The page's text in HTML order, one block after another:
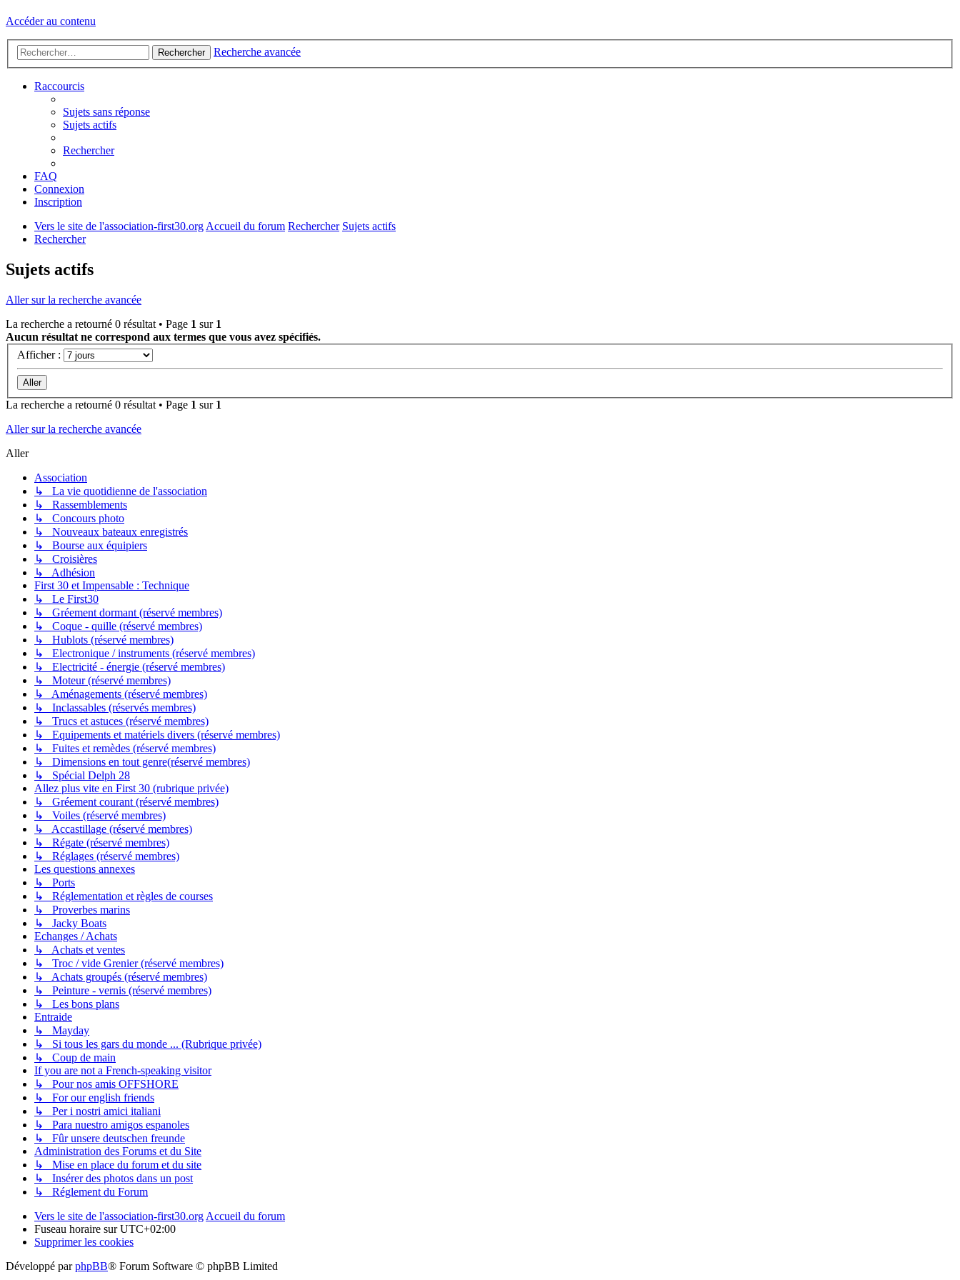
Accéder au contenu
Rechercher Recherche avancée
Raccourcis
Sujets sans réponse
Sujets actifs
Rechercher
FAQ
Connexion
Inscription
Vers le site de l'association-first30.org Accueil du forum Rechercher Sujets actifs
Rechercher
Sujets actifs
Aller sur la recherche avancée
La recherche a retourné 0 résultat • Page 1 sur 1
Aucun résultat ne correspond aux termes que vous avez spécifiés.
Afficher :
La recherche a retourné 0 résultat • Page 1 sur 1
Aller sur la recherche avancée
Aller
Association
↳ La vie quotidienne de l'association
↳ Rassemblements
↳ Concours photo
↳ Nouveaux bateaux enregistrés
↳ Bourse aux équipiers
↳ Croisières
↳ Adhésion
First 30 et Impensable : Technique
↳ Le First30
↳ Gréement dormant (réservé membres)
↳ Coque - quille (réservé membres)
↳ Hublots (réservé membres)
↳ Electronique / instruments (réservé membres)
↳ Electricité - énergie (réservé membres)
↳ Moteur (réservé membres)
↳ Aménagements (réservé membres)
↳ Inclassables (réservés membres)
↳ Trucs et astuces (réservé membres)
↳ Equipements et matériels divers (réservé membres)
↳ Fuites et remèdes (réservé membres)
↳ Dimensions en tout genre(réservé membres)
↳ Spécial Delph 28
Allez plus vite en First 30 (rubrique privée)
↳ Gréement courant (réservé membres)
↳ Voiles (réservé membres)
↳ Accastillage (réservé membres)
↳ Régate (réservé membres)
↳ Réglages (réservé membres)
Les questions annexes
↳ Ports
↳ Réglementation et règles de courses
↳ Proverbes marins
↳ Jacky Boats
Echanges / Achats
↳ Achats et ventes
↳ Troc / vide Grenier (réservé membres)
↳ Achats groupés (réservé membres)
↳ Peinture - vernis (réservé membres)
↳ Les bons plans
Entraide
↳ Mayday
↳ Si tous les gars du monde ... (Rubrique privée)
↳ Coup de main
If you are not a French-speaking visitor
↳ Pour nos amis OFFSHORE
↳ For our english friends
↳ Per i nostri amici italiani
↳ Para nuestro amigos espanoles
↳ Fûr unsere deutschen freunde
Administration des Forums et du Site
↳ Mise en place du forum et du site
↳ Insérer des photos dans un post
↳ Réglement du Forum
Vers le site de l'association-first30.orgAccueil du forum
Fuseau horaire surUTC+02:00
Supprimer les cookies
Développé parphpBB® Forum Software © phpBB Limited